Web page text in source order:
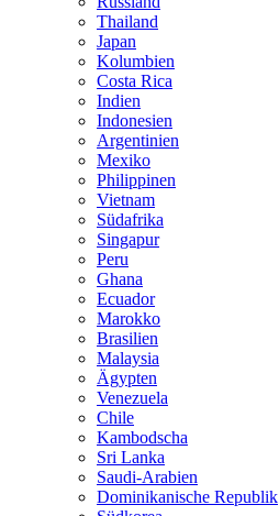
Thailand
Japan
Kolumbien
Costa Rica
Indien
Indonesien
Argentinien
Mexiko
Philippinen
Vietnam
Südafrika
Singapur
Peru
Ghana
Ecuador
Marokko
Brasilien
Malaysia
Ägypten
Venezuela
Chile
Kambodscha
Sri Lanka
Saudi-Arabien
Dominikanische Republik